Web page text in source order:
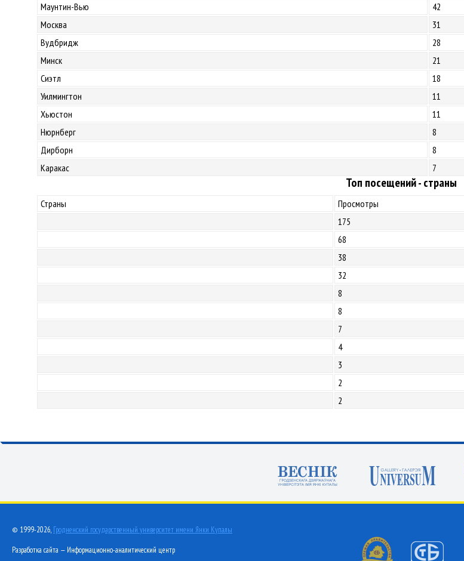
Маунтин-Вью
42
Москва
31
Вудбридж
28
Минск
21
Сиэтл
18
Уилмингтон
11
Хьюстон
11
Нюрнберг
8
Дирборн
8
Каракас
7
Топ посещений - страны
Страны
Просмотры
175
68
38
32
8
8
7
4
3
2
2
© 1999-2026, Гродненский государственный университет имени Янки Купалы
Разработка сайта — Информационно-аналитический центр